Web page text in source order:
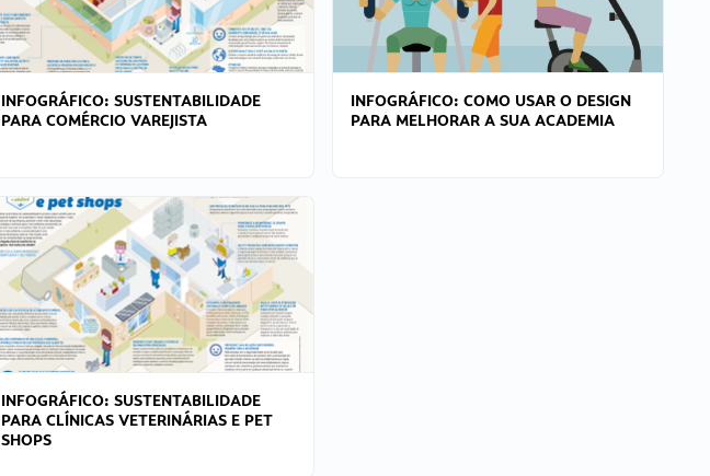
INFOGRÁFICO: SUSTENTABILIDADE
PARA COMÉRCIO VAREJISTA
INFOGRÁFICO: COMO USAR O DESIGN
PARA MELHORAR A SUA ACADEMIA
INFOGRÁFICO: SUSTENTABILIDADE
PARA CLÍNICAS VETERINÁRIAS E PET
SHOPS